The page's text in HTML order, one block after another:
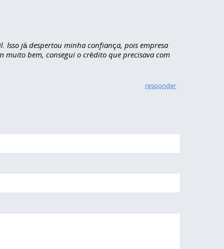
Isso já despertou minha confiança, pois empresa
muito bem, consegui o crédito que precisava com
responder